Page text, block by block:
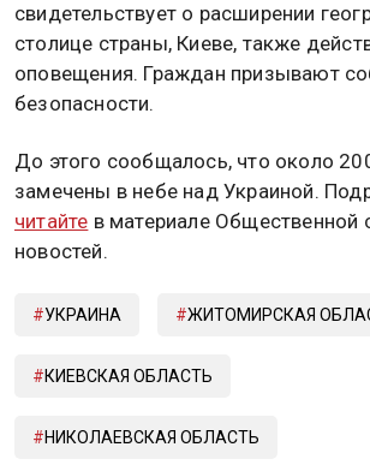
свидетельствует о расширении
столице страны, Киеве, также
оповещения. Граждан призывают
безопасности.
До этого сообщалось, что около
замечены в небе над Украиной.
читайте в материале Общественной
новостей.
УКРАИНА ЖИТОМИРСКАЯ
КИЕВСКАЯ ОБЛАСТЬ
НИКОЛАЕВСКАЯ ОБЛАСТЬ